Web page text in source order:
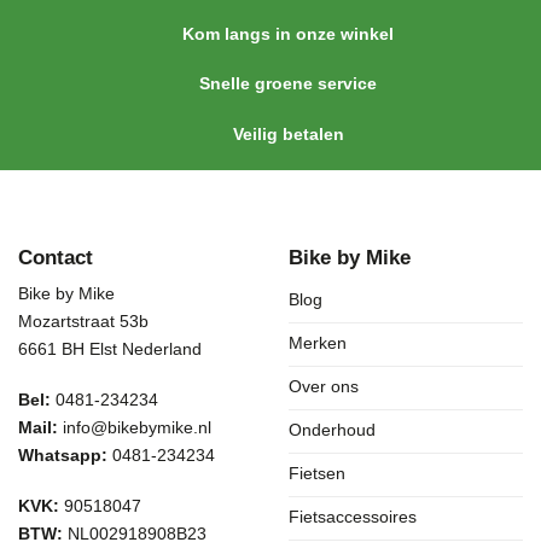
Kom langs in onze winkel
Snelle groene service
Veilig betalen
Contact
Bike by Mike
Mozartstraat 53b
6661 BH Elst Nederland
Bel: 0481-234234
Mail: info@bikebymike.nl
Whatsapp: 0481-234234
KVK: 90518047
BTW: NL002918908B23
Bike by Mike
Blog
Merken
Over ons
Onderhoud
Fietsen
Fietsaccessoires